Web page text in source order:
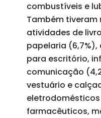
combustíveis e
Também tiveram
atividades de
papelaria
para escritório,
comunicação
vestuário e
farmacêuticos,